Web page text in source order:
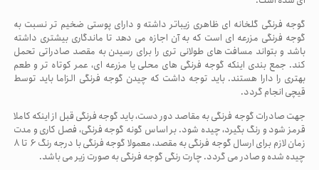
گوجه فرنگی گلخانه ای ظاهری زیباتر داشته و دارای پوستی ضخیم تر نسبت به
گوجه فرنگی مزرعه ای است که به آن اجازه می دهد تا ماندگاری بیشتری داشته
باشد و بتواند مسافت های طولانی تری را برای رسیدن به مقصد صادراتی تحمل
کند. جمع بندی اینکه گوجه فرنگی های محلی یا مزرعه ای، عمر کوتاه تر و طعم
بهتری را دارا هستند. باید توجه داشت که چیدن گوجه فرنگی الزاما باید توسط
قیچی انجام گردد.
جهت صادرات گوجه فرنگی به مقاصد دور دست، باید گوجه فرنگی قبل از اینکه کاملا
قرمز شود و رنگ بگیرد، چیده شود. بر اساس گونه گوجه فرنگی، فصل کاری و مدت
زمان لازم برای ارسال گوجه فرنگی به مقصد، معمولا گوجه فرنگی با درجه رنگ ۶ تا ۸
چیده شده و صادر می گردد. چارت رنگی گوجه فرنگی به صورت زیر می باشد.